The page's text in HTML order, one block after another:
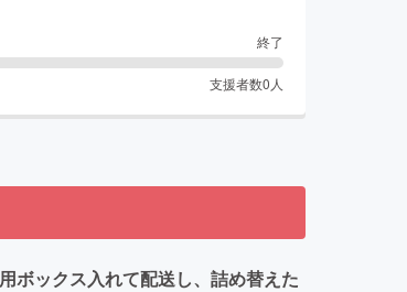
終了
支援者数0 人
ボックス入れて配送し、詰め替えた